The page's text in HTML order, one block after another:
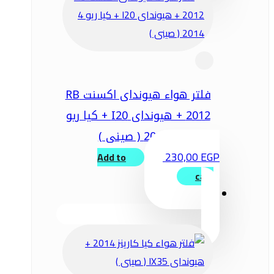
فلتر هواء هيونداى اكسنت RB
2012 + هيونداى I20 + كيا ريو
230,00EGP
Add to
cart